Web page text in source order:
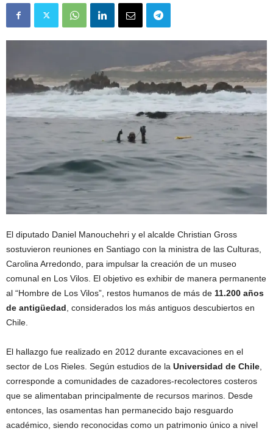
El diputado Daniel Manouchehri y el alcalde Christian Gross
sostuvieron reuniones en Santiago con la ministra de las Culturas,
Carolina Arredondo, para impulsar la creación de un museo
comunal en Los Vilos. El objetivo es exhibir de manera permanente
al “Hombre de Los Vilos”, restos humanos de más de 11.200 años
de antigüedad, considerados los más antiguos descubiertos en
Chile.
El hallazgo fue realizado en 2012 durante excavaciones en el
sector de Los Rieles. Según estudios de la Universidad de Chile,
corresponde a comunidades de cazadores-recolectores costeros
que se alimentaban principalmente de recursos marinos. Desde
entonces, las osamentas han permanecido bajo resguardo
académico, siendo reconocidas como un patrimonio único a nivel